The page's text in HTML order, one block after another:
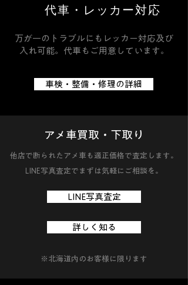
代車・レッカー対応
万が一のトラブルにもレッカー対応及び
入れ可能。代車もご用意しています。
車検・整備・修理の詳細
アメ車買取・下取り
他店で断られたアメ車も適正価格で査定します。
LINE写真査定でまずは気軽にご相談を。
LINE写真査定
詳しく知る
​※北海道内のお客様に限ります